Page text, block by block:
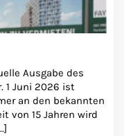
Ausgabe des
1 Juni 2026 ist
an den bekannten
von 15 Jahren wird